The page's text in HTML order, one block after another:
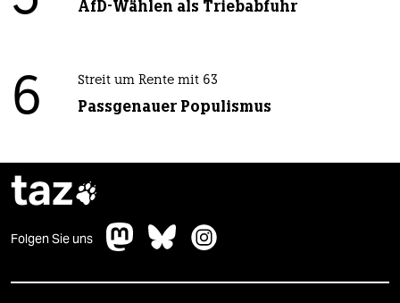
AfD-Wählen als Triebabfuhr
6 Streit um Rente mit 63
Passgenauer Populismus
taz
Folgen Sie uns